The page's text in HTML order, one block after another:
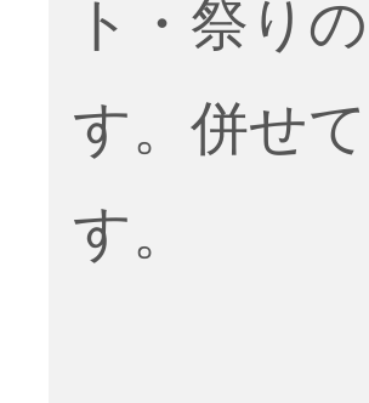
ト・祭り
す。併せ
す。